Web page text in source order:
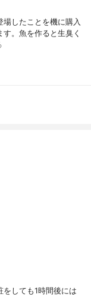
したことを機に購入
。魚を作ると生臭く
しても1時間後には